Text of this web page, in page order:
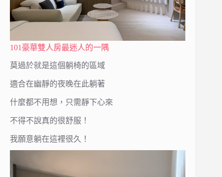
101豪華雙人房最迷人的一隅
莫過於就是這個躺椅的區域
適合在幽靜的夜晚在此躺著
什麼都不用想，只需靜下心來
不得不說真的很舒服！
我願意躺在這裡很久！